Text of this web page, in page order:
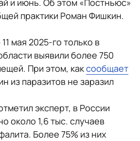
и июнь. Об этом «Постньюс»
практики Роман Фишкин.
мая 2025-го только в
выявили более 750
При этом, каксообщает
из паразитов не заразил
эксперт, в России
около 1,6 тыс. случаев
Более 75% из них